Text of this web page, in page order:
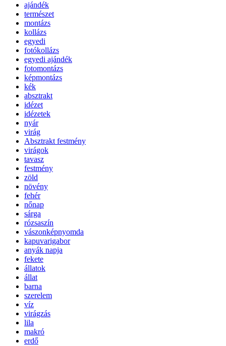
ajándék
természet
montázs
kollázs
egyedi
fotókollázs
egyedi ajándék
fotomontázs
képmontázs
kék
absztrakt
idézet
idézetek
nyár
virág
Absztrakt festmény
virágok
tavasz
festmény
zöld
növény
fehér
nőnap
sárga
rózsaszín
vászonképnyomda
kapuvarigabor
anyák napja
fekete
állatok
állat
barna
szerelem
víz
virágzás
lila
makró
erdő